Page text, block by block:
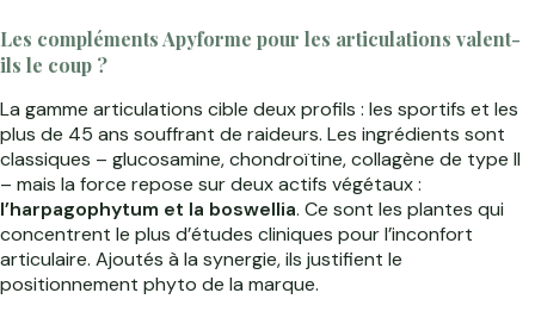
Les compléments Apyforme pour les articulations valent-
ils le coup ?
La gamme articulations cible deux profils : les sportifs et les
plus de 45 ans souffrant de raideurs. Les ingrédients sont
classiques – glucosamine, chondroïtine, collagène de type II
– mais la force repose sur deux actifs végétaux :
l’harpagophytum et la boswellia. Ce sont les plantes qui
concentrent le plus d’études cliniques pour l’inconfort
articulaire. Ajoutés à la synergie, ils justifient le
positionnement phyto de la marque.